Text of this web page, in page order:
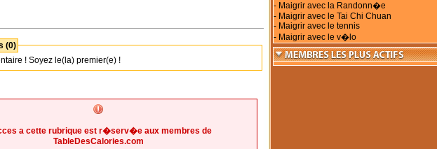
(0)
! Soyez le(la) premier(e) !
a cette rubrique est r�serv�e aux membres de
TableDesCalories.com
- Maigrir avec la Randonn�e
- Maigrir avec le Tai Chi Chuan
- Maigrir avec le tennis
- Maigrir avec le v�lo